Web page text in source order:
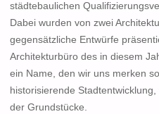
städtebaulichen
Dabei wurden von zwei
gegensätzliche Entwürfe
Architekturbüro des in diesem
ein Name, den wir uns merken
historisierende
der Grundstücke.